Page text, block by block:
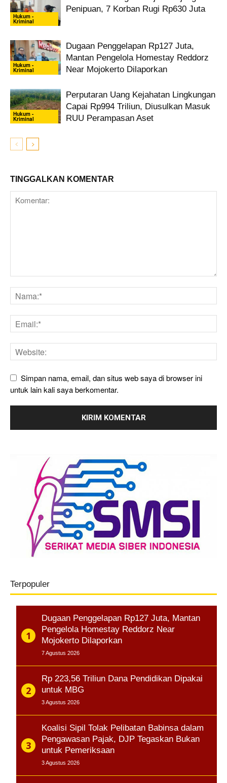
Hukum -
Kriminal
Penipuan, 7 Korban Rugi Rp630 Juta
Hukum -
Kriminal
Dugaan Penggelapan Rp127 Juta,
Mantan Pengelola Homestay Reddorz
Near Mojokerto Dilaporkan
Hukum -
Kriminal
Perputaran Uang Kejahatan Lingkungan
Capai Rp994 Triliun, Diusulkan Masuk
RUU Perampasan Aset
TINGGALKAN KOMENTAR
Simpan nama, email, dan situs web saya di browser ini
untuk lain kali saya berkomentar.
Terpopuler
Dugaan Penggelapan Rp127 Juta, Mantan
Pengelola Homestay Reddorz Near
Mojokerto Dilaporkan
7 Agustus 2026
Rp 223,56 Triliun Dana Pendidikan Dipakai
untuk MBG
3 Agustus 2026
Koalisi Sipil Tolak Pelibatan Babinsa dalam
Pengawasan Pajak, DJP Tegaskan Bukan
untuk Pemeriksaan
3 Agustus 2026